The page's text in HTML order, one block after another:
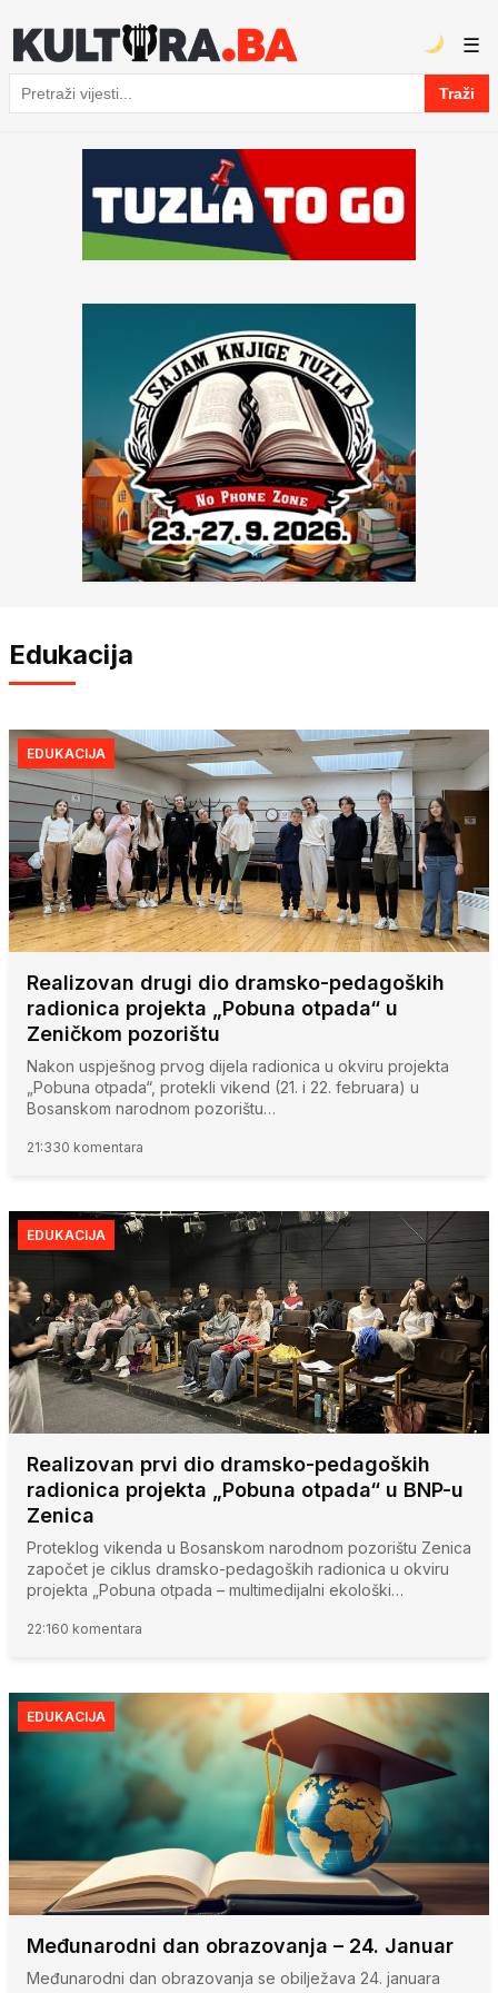
Pretraga
Traži
☰
Edukacija
EDUKACIJA
Realizovan drugi dio dramsko-pedagoških
radionica projekta „Pobuna otpada“ u
Zeničkom pozorištu
Nakon uspješnog prvog dijela radionica u okviru projekta
„Pobuna otpada“, protekli vikend (21. i 22. februara) u
Bosanskom narodnom pozorištu…
21:330 komentara
EDUKACIJA
Realizovan prvi dio dramsko-pedagoških
radionica projekta „Pobuna otpada“ u BNP-u
Zenica
Proteklog vikenda u Bosanskom narodnom pozorištu Zenica
započet je ciklus dramsko-pedagoških radionica u okviru
projekta „Pobuna otpada – multimedijalni ekološki…
22:160 komentara
EDUKACIJA
Međunarodni dan obrazovanja – 24. Januar
Međunarodni dan obrazovanja se obilježava 24. januara